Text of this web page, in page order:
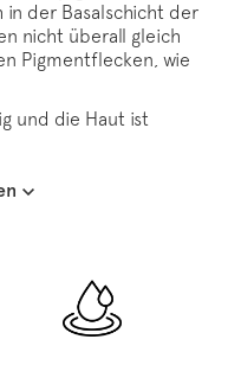
in der Basalschicht der
nicht überall gleich
Pigmentflecken, wie
und die Haut ist